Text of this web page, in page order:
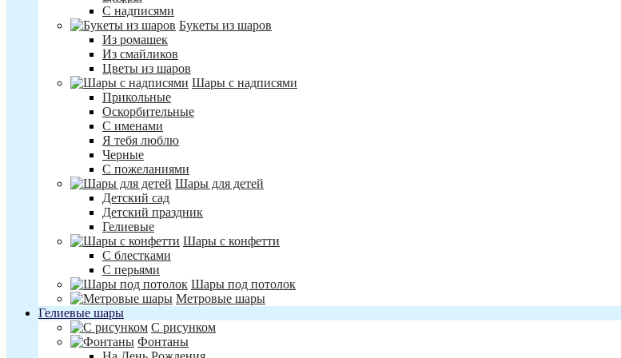
С надписями
Букеты из шаров
Из ромашек
Из смайликов
Цветы из шаров
Шары с надписями
Прикольные
Оскорбительные
С именами
Я тебя люблю
Черные
С пожеланиями
Шары для детей
Детский сад
Детский праздник
Гелиевые
Шары с конфетти
С блестками
С перьями
Шары под потолок
Метровые шары
Гелиевые шары
С рисунком
Фонтаны